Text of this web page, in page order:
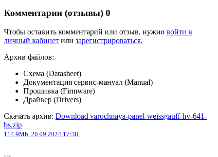
Комментарии (отзывы) 0
Чтобы оставить комментарий или отзыв, нужно войти в
личный кабинет или зарегистрироваться.
Архив файлов:
Схема (Datasheet)
Документация сервис-мануал (Manual)
Прошивка (Firmware)
Драйвер (Drivers)
Скачать архив: Download varochnaya-panel-weissgauff-hv-641-
bs.zip
114.9Mb, 20.09.2024 17:38.